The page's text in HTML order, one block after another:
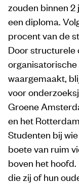
zouden binnen
een diploma.
procent van de
Door structurele
waargemaakt,
voor
Groene
en het
Studenten bij
boete van ruim
boven het
die zij of hun